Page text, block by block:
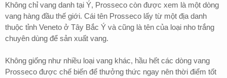
Không chỉ vang danh tại Ý, Prosseco còn được xem là một dòng
vang hàng đầu thế giới. Cái tên Prosseco lấy từ một địa danh
thuộc tỉnh Veneto ở Tây Bắc Ý và cũng là tên của loại nho trắng
chuyên dùng để sản xuất vang.
Không giống như nhiều loại vang khác, hầu hết các dòng vang
Prosseco được chế biến để thưởng thức ngay nên thời điểm tốt